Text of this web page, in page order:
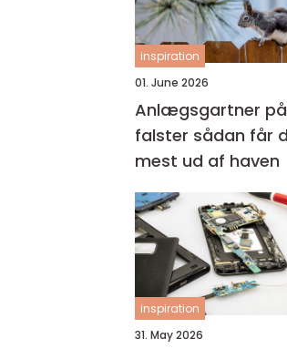
inspiration
01. June 2026
Anlægsgartner på
falster sådan får du
mest ud af haven
inspiration
31. May 2026